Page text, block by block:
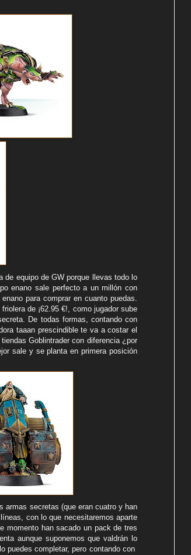
de equipo de GW porque llevas todo lo
enano sale perfecto a un millón con
para comprar en cuanto puedas.
de ¡62.95 €!, como jugador sube
De todas formas, contando con
taaan prescindible te va a costar el
Goblintrader con diferencia ¿por
sale y se planta en primera posición
armas secretas (que eran cuatro y han
con lo que necesitaremos aparte
momento han sacado un pack de tres
aunque suponemos que valdrán lo
puedes completar, pero contando con